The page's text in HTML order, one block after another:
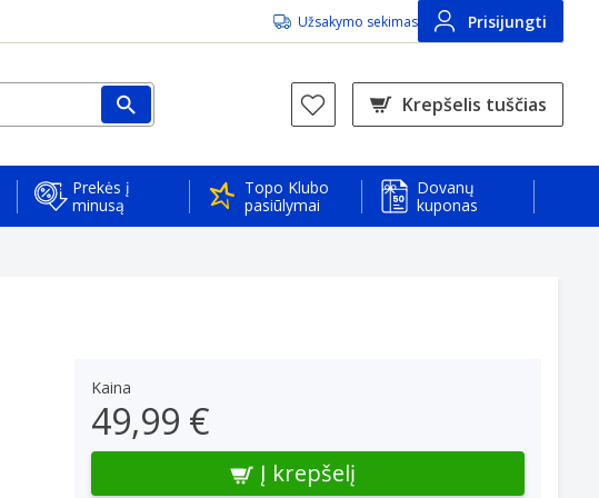
Užsakymo sekimas Prisijungti
Krepšelis tuščias
Prekės į
minusą
Topo Klubo
pasiūlymai
Dovanų
kuponas
Kaina
49,99 €
Į krepšelį